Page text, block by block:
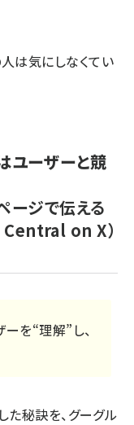
は気にしなくてい
ユーザーと競
ージで伝える
on X）
を“理解”し、
た秘訣を、グーグル